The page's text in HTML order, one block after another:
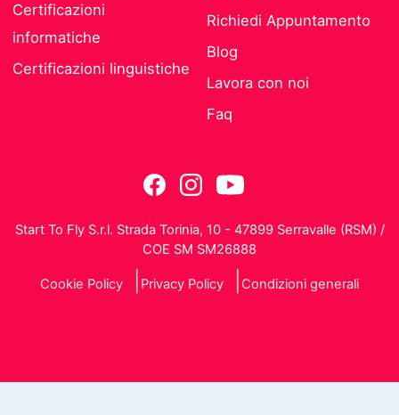
Certificazioni
informatiche
Certificazioni linguistiche
Richiedi Appuntamento
Blog
Lavora con noi
Faq
Start To Fly S.r.l. Strada Torinia, 10 - 47899 Serravalle (RSM) /
COE SM SM26888
Cookie Policy Privacy Policy Condizioni generali